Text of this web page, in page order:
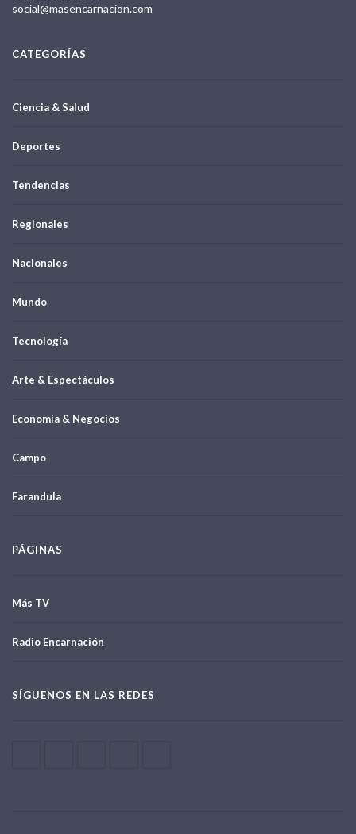
social@masencarnacion.com
CATEGORÍAS
Ciencia & Salud
Deportes
Tendencias
Regionales
Nacionales
Mundo
Tecnología
Arte & Espectáculos
Economía & Negocios
Campo
Farandula
PÁGINAS
Más TV
Radio Encarnación
SÍGUENOS EN LAS REDES